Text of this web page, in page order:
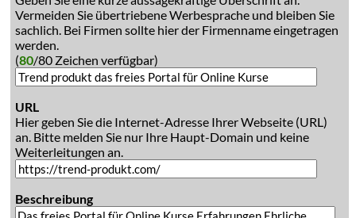
Vermeiden Sie übertriebene Werbesprache und bleiben Sie
sachlich. Bei Firmen sollte hier der Firmenname eingetragen
werden.
(80/80 Zeichen verfügbar)
URL
Hier geben Sie die Internet-Adresse Ihrer Webseite (URL)
an. Bitte melden Sie nur Ihre Haupt-Domain und keine
Weiterleitungen an.
Beschreibung